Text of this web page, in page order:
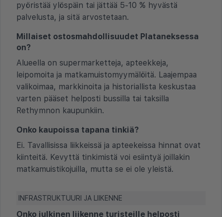
pyöristää ylöspäin tai jättää 5-10 % hyvästä
palvelusta, ja sitä arvostetaan.
Millaiset ostosmahdollisuudet Plataneksessa
on?
Alueella on supermarketteja, apteekkeja,
leipomoita ja matkamuistomyymälöitä. Laajempaa
valikoimaa, markkinoita ja historiallista keskustaa
varten pääset helposti bussilla tai taksilla
Rethymnon kaupunkiin.
Onko kaupoissa tapana tinkiä?
Ei. Tavallisissa liikkeissä ja apteekeissa hinnat ovat
kiinteitä. Kevyttä tinkimistä voi esiintyä joillakin
matkamuistikojuilla, mutta se ei ole yleistä.
INFRASTRUKTUURI JA LIIKENNE
Onko julkinen liikenne turisteille helposti